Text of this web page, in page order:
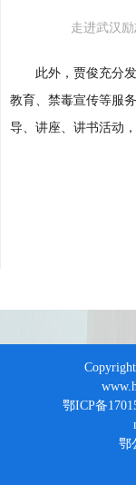
走进武汉
此外，贾俊充分
教育、禁毒宣传等服
导、讲座、讲书活动
鄂ICP备
鄂